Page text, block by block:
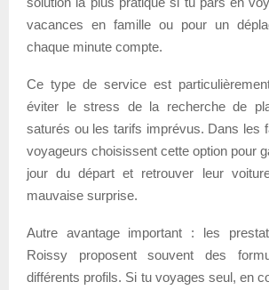
vacances en famille ou pour un
chaque minute compte.
Ce type de service est
éviter le stress de la recherche de
saturés ou les tarifs imprévus. Dans les
voyageurs choisissent cette option pour
jour du départ et retrouver leur
mauvaise surprise.
Autre avantage important : les
Roissy proposent souvent des
différents profils. Si tu voyages seul, en